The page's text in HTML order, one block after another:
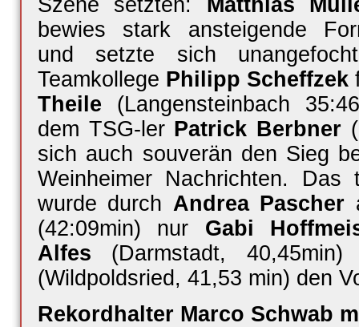
Szene setzten: Matthias
bewies stark ansteigende
und setzte sich
Teamkollege Philipp Scheffzek
Theile (Langensteinbach
dem TSG-ler Patrick Berbner
sich auch souverän den Sieg
Weinheimer Nachrichten. Das
wurde durch Andrea Pascher
(42:09min) nur Gabi
Alfes (Darmstadt,
(Wildpoldsried, 41,53 min) den
Rekordhalter Marco Schwab